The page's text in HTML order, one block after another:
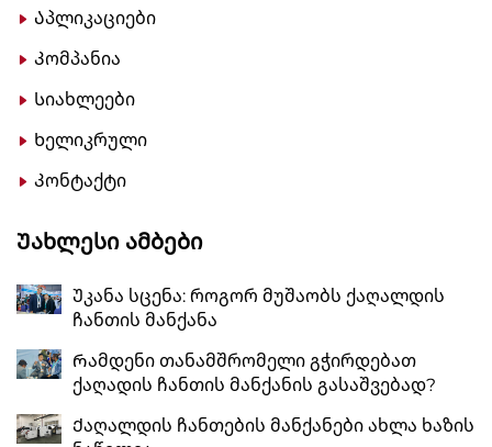
Აპლიკაციები
Კომპანია
Სიახლეები
Ხელიკრული
Კონტაქტი
Უახლესი Ამბები
Უკანა სცენა: როგორ მუშაობს ქაღალდის
ჩანთის მანქანა
Რამდენი თანამშრომელი გჭირდებათ
ქაღადის ჩანთის მანქანის გასაშვებად?
Ქაღალდის ჩანთების მანქანები ახლა ხაზის